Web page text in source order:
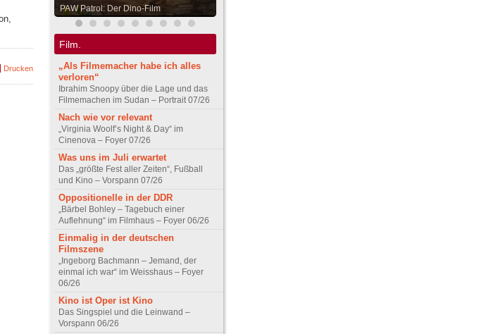
Drucken
PAW Patrol: Der Dino-Film
Film.
„Als Filmemacher habe ich alles
verloren“
Ibrahim Snoopy über die Lage und das
Filmemachen im Sudan – Portrait 07/26
Nach wie vor relevant
„Virginia Woolf’s Night & Day“ im
Cinenova – Foyer 07/26
Was uns im Juli erwartet
Das „größte Fest aller Zeiten“, Fußball
und Kino – Vorspann 07/26
Oppositionelle in der DDR
„Bärbel Bohley – Tagebuch einer
Auflehnung“ im Filmhaus – Foyer 06/26
Einmalig in der deutschen
Filmszene
„Ingeborg Bachmann – Jemand, der
einmal ich war“ im Weisshaus – Foyer
06/26
Kino ist Oper ist Kino
Das Singspiel und die Leinwand –
Vorspann 06/26